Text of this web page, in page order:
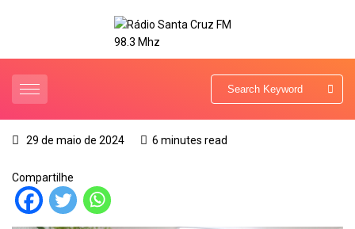
29 de maio de 2024 6 minutes read
Compartilhe